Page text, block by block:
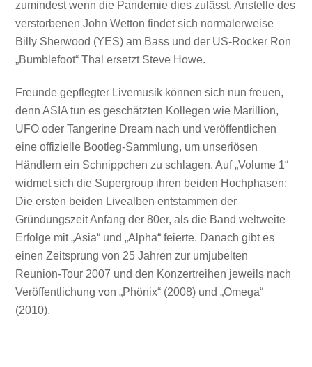
zumindest wenn die Pandemie dies zulässt. Anstelle des
verstorbenen John Wetton findet sich normalerweise
Billy Sherwood (YES) am Bass und der US-Rocker Ron
„Bumblefoot“ Thal ersetzt Steve Howe.
Freunde gepflegter Livemusik können sich nun freuen,
denn ASIA tun es geschätzten Kollegen wie Marillion,
UFO oder Tangerine Dream nach und veröffentlichen
eine offizielle Bootleg-Sammlung, um unseriösen
Händlern ein Schnippchen zu schlagen. Auf „Volume 1“
widmet sich die Supergroup ihren beiden Hochphasen:
Die ersten beiden Livealben entstammen der
Gründungszeit Anfang der 80er, als die Band weltweite
Erfolge mit „Asia“ und „Alpha“ feierte. Danach gibt es
einen Zeitsprung von 25 Jahren zur umjubelten
Reunion-Tour 2007 und den Konzertreihen jeweils nach
Veröffentlichung von „Phönix“ (2008) und „Omega“
(2010).